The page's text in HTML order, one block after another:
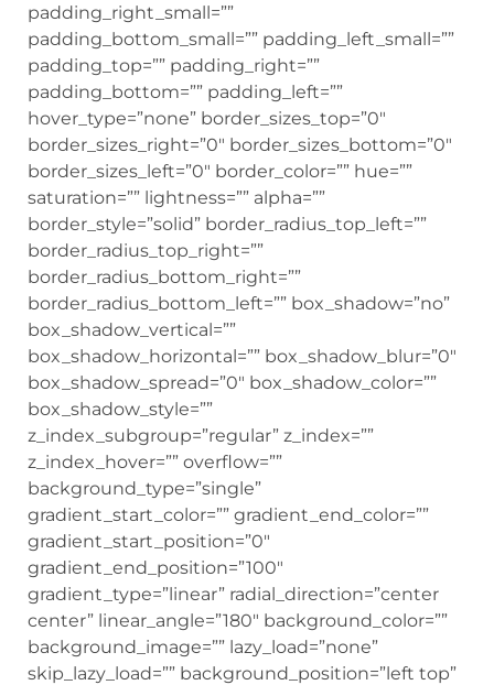
padding_right_small=””
padding_bottom_small=”” padding_left_small=””
padding_top=”” padding_right=””
padding_bottom=”” padding_left=””
hover_type=”none” border_sizes_top=”0″
border_sizes_right=”0″ border_sizes_bottom=”0″
border_sizes_left=”0″ border_color=”” hue=””
saturation=”” lightness=”” alpha=””
border_style=”solid” border_radius_top_left=””
border_radius_top_right=””
border_radius_bottom_right=””
border_radius_bottom_left=”” box_shadow=”no”
box_shadow_vertical=””
box_shadow_horizontal=”” box_shadow_blur=”0″
box_shadow_spread=”0″ box_shadow_color=””
box_shadow_style=””
z_index_subgroup=”regular” z_index=””
z_index_hover=”” overflow=””
background_type=”single”
gradient_start_color=”” gradient_end_color=””
gradient_start_position=”0″
gradient_end_position=”100″
gradient_type=”linear” radial_direction=”center
center” linear_angle=”180″ background_color=””
background_image=”” lazy_load=”none”
skip_lazy_load=”” background_position=”left top”